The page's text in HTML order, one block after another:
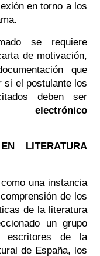
en torno a los
se requiere
de motivación,
que
si el postulante los
deben ser
electrónico
LITERATURA
una instancia
de los
de la literatura
un grupo
escritores de la
de España, los